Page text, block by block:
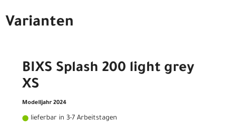
Varianten
BIXS Splash 200 light grey
XS
Modelljahr 2024
lieferbar in 3-7 Arbeitstagen